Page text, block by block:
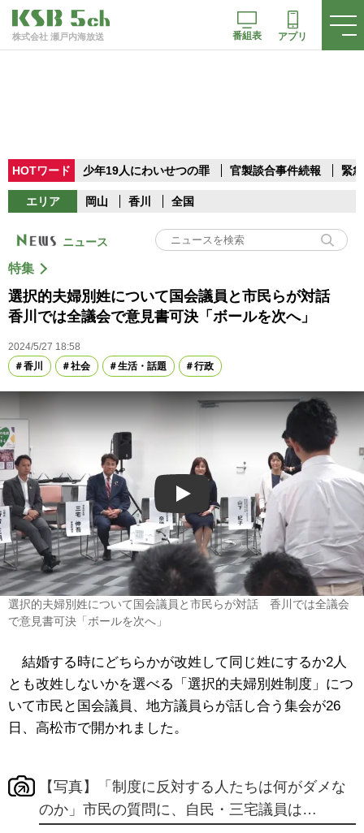
株式会社 瀬戸内海放送 番組表 アプリ
HOTワード 少年19人にわいせつの罪 官製談合事件続報 緊
エリア 岡山 香川 全国
ニュース
特集
選択的夫婦別姓について国会議員と市民らが対話
香川では全議会で意見書可決「ボールを次へ」
2024/5/27 18:58
香川
社会 生活・話題 行政
Play
選択的夫婦別姓について国会議員と市民らが対話 香川では全議会
で意見書可決「ボールを次へ」
結婚する時にどちらかが改姓して同じ姓にするか2人
とも改姓しないかを選べる「選択的夫婦別姓制度」につ
いて市民と国会議員、地方議員らが話し合う集会が26
日、高松市で開かれました。
【写真】「制度に反対する人たちは何がダメな
のか」市民の質問に、自民・三宅議員は…